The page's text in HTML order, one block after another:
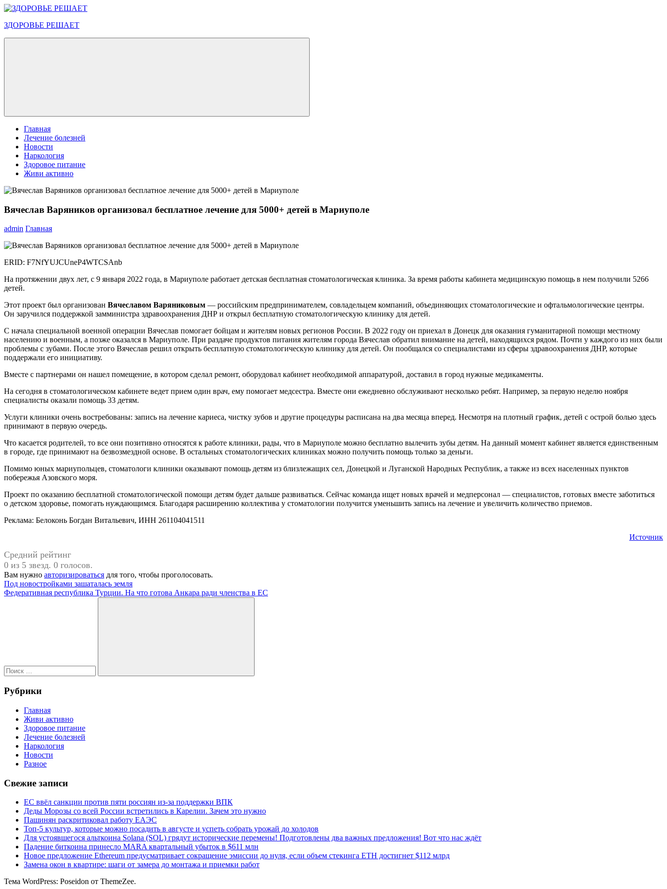
Перейти
содержимому
ЗДОРОВЬЕ РЕШАЕТ
Меню
Главная
Лечение болезней
Новости
Наркология
Здоровое питание
Живи активно
Вячеслав Варяников организовал бесплатное лечение для 5000+ детей в Мариуполе
admin Главная
ERID: F7NfYUJCUneP4WTCSAnb
На протяжении двух лет, с 9 января 2022 года, в Мариуполе работает детская бесплатная стоматологическая клиника. За время работы кабинета медицинскую помощь в нем получили 5266
детей.
Этот проект был организован Вячеславом Варяниковым — российским предпринимателем, совладельцем компаний, объединяющих стоматологические и офтальмологические центры.
Он заручился поддержкой замминистра здравоохранения ДНР и открыл бесплатную стоматологическую клинику для детей.
С начала специальной военной операции Вячеслав помогает бойцам и жителям новых регионов России. В 2022 году он приехал в Донецк для оказания гуманитарной помощи местному
населению и военным, а позже оказался в Мариуполе. При раздаче продуктов питания жителям города Вячеслав обратил внимание на детей, находящихся рядом. Почти у каждого из них были
проблемы с зубами. После этого Вячеслав решил открыть бесплатную стоматологическую клинику для детей. Он пообщался со специалистами из сферы здравоохранения ДНР, которые
поддержали его инициативу.
Вместе с партнерами он нашел помещение, в котором сделал ремонт, оборудовал кабинет необходимой аппаратурой, доставил в город нужные медикаменты.
На сегодня в стоматологическом кабинете ведет прием один врач, ему помогает медсестра. Вместе они ежедневно обслуживают несколько ребят. Например, за первую неделю ноября
специалисты оказали помощь 33 детям.
Услуги клиники очень востребованы: запись на лечение кариеса, чистку зубов и другие процедуры расписана на два месяца вперед. Несмотря на плотный график, детей с острой болью здесь
принимают в первую очередь.
Что касается родителей, то все они позитивно относятся к работе клиники, рады, что в Мариуполе можно бесплатно вылечить зубы детям. На данный момент кабинет является единственным
в городе, где принимают на безвозмездной основе. В остальных стоматологических клиниках можно получить помощь только за деньги.
Помимо юных мариупольцев, стоматологи клиники оказывают помощь детям из близлежащих сел, Донецкой и Луганской Народных Республик, а также из всех населенных пунктов
побережья Азовского моря.
Проект по оказанию бесплатной стоматологической помощи детям будет дальше развиваться. Сейчас команда ищет новых врачей и медперсонал — специалистов, готовых вместе заботиться
о детском здоровье, помогать нуждающимся. Благодаря расширению коллектива у стоматологии получится уменьшить запись на лечение и увеличить количество приемов.
Реклама: Белоконь Богдан Витальевич, ИНН 261104041511
Источник
Средний рейтинг
0 из 5 звезд. 0 голосов.
Вам нужно авторизироваться для того, чтобы проголосовать.
#Мариуполь
Навигация
по
Предыдущая
запись:
Под новостройками зашаталась земля
Следующая
Федеративная республика Турции. На что готова Анкара ради членства в ЕС
Поиск
Рубрики
Главная
Живи активно
Здоровое питание
Лечение болезней
Наркология
Новости
Разное
Свежие записи
ЕС ввёл санкции против пяти россиян из-за поддержки ВПК
Деды Морозы со всей России встретились в Карелии. Зачем это нужно
Пашинян раскритиковал работу ЕАЭС
Топ-5 культур, которые можно посадить в августе и успеть собрать урожай до холодов
Для устоявшегося альткоина Solana (SOL) грядут исторические перемены! Подготовлены два важных предложения! Вот что нас ждёт
Падение биткоина принесло MARA квартальный убыток в $611 млн
Новое предложение Ethereum предусматривает сокращение эмиссии до нуля, если объем стекинга ETH достигнет $112 млрд
Замена окон в квартире: шаги от замера до монтажа и приемки работ
Тема WordPress: Poseidon от ThemeZee.